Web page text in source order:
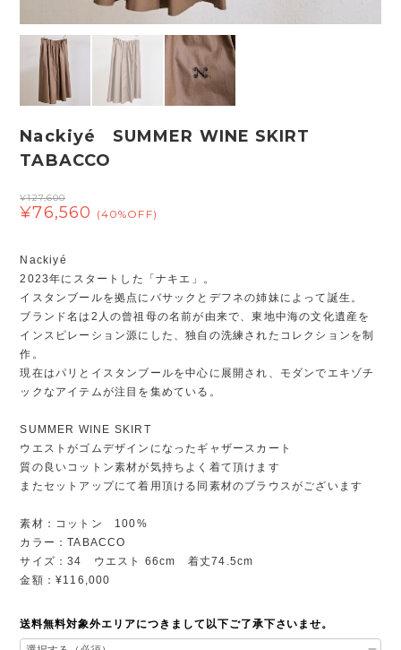
Nackiyé SUMMER WINE SKIRT
TABACCO
¥127,600
¥76,560 (40%OFF)
Nackiyé
2023年にスタートした「ナキエ」。
イスタンブールを拠点にバサックとデフネの姉妹によって誕生。
ブランド名は2人の曾祖母の名前が由来で、東地中海の文化遺産を
インスピレーション源にした、独自の洗練されたコレクションを制
作。
現在はパリとイスタンブールを中心に展開され、モダンでエキゾチ
ックなアイテムが注目を集めている。
SUMMER WINE SKIRT
ウエストがゴムデザインになったギャザースカート
質の良いコットン素材が気持ちよく着て頂けます
またセットアップにて着用頂ける同素材のブラウスがございます
素材：コットン 100%
カラー：TABACCO
サイズ：34 ウエスト 66cm 着丈74.5cm
金額：¥116,000
送料無料対象外エリアにつきまして以下ご了承下さいませ。